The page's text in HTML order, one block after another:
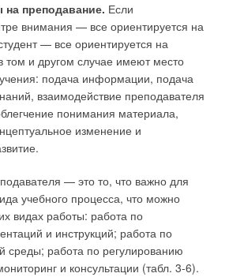
преподавание. Если
внимания — все ориентируется на
— все ориентируется на
том и другом случае имеют место
подача информации, подача
взаимодействие преподавателя
понимания материала,
изменение и
— это то, что важно для
учебного процесса, что можно
видах работы: работа по
и инструкций; работа по
работа по регулированию
и консультации (табл. 3-6).